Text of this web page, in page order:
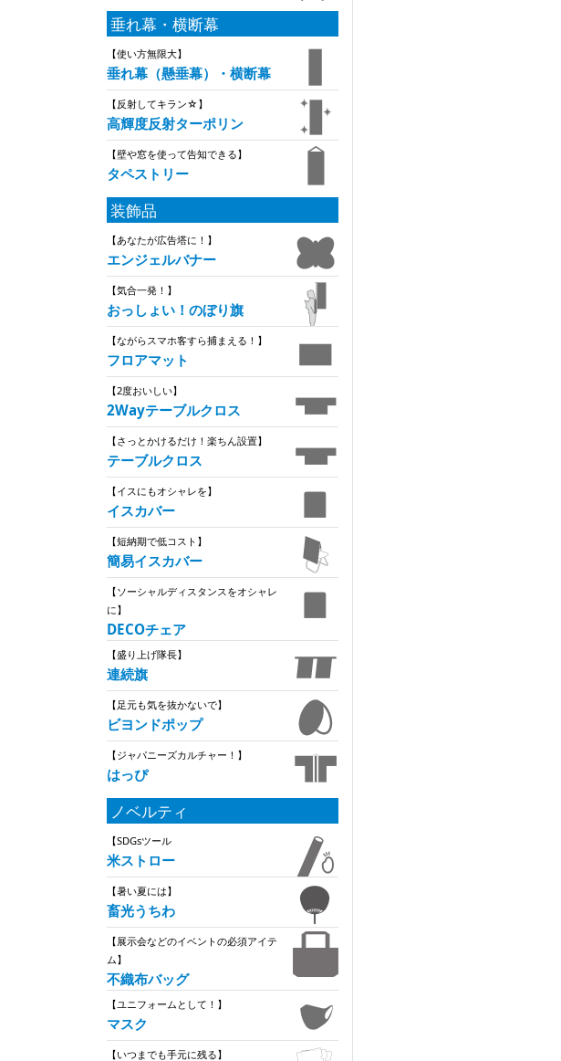
垂れ幕・横断幕
【使い方無限大】
垂れ幕（懸垂幕）・横断幕
【反射してキラン☆】
高輝度反射ターポリン
【壁や窓を使って告知できる】
タペストリー
装飾品
【あなたが広告塔に！】
エンジェルバナー
【気合一発！】
おっしょい！のぼり旗
【ながらスマホ客すら捕まえる！】
フロアマット
【2度おいしい】
2Wayテーブルクロス
【さっとかけるだけ！楽ちん設置】
テーブルクロス
【イスにもオシャレを】
イスカバー
【短納期で低コスト】
簡易イスカバー
【ソーシャルディスタンスをオシャレ
に】
DECOチェア
【盛り上げ隊長】
連続旗
【足元も気を抜かないで】
ビヨンドポップ
【ジャパニーズカルチャー！】
はっぴ
ノベルティ
【SDGsツール
米ストロー
【暑い夏には】
畜光うちわ
【展示会などのイベントの必須アイテ
ム】
不織布バッグ
【ユニフォームとして！】
マスク
【いつまでも手元に残る】